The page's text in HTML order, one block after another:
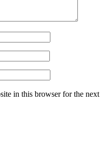
in this browser for the next